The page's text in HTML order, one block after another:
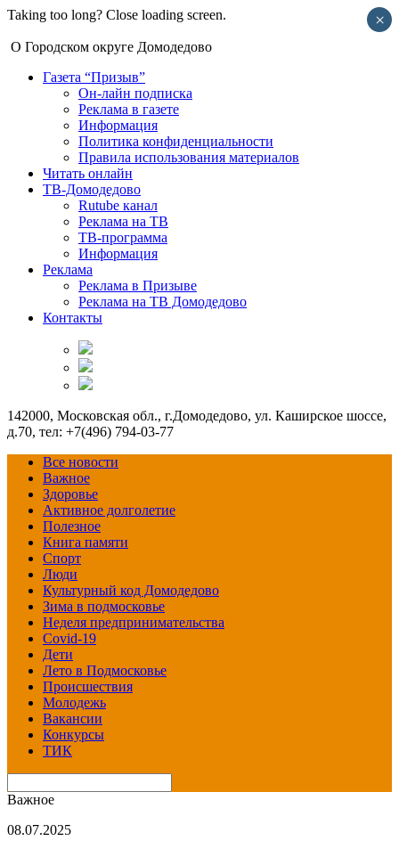
Taking too long? Close loading screen.
О Городском округе Домодедово
Газета “Призыв”
Он-лайн подписка
Реклама в газете
Информация
Политика конфиденциальности
Правила использования материалов
Читать онлайн
ТВ-Домодедово
Rutube канал
Реклама на ТВ
ТВ-программа
Информация
Реклама
Реклама в Призыве
Реклама на ТВ Домодедово
Контакты
142000, Московская обл., г.Домодедово, ул. Каширское шоссе,
д.70, тел: +7(496) 794-03-77
Все новости
Важное
Здоровье
Активное долголетие
Полезное
Книга памяти
Спорт
Люди
Культурный код Домодедово
Зима в подмосковье
Неделя предпринимательства
Covid-19
Дети
Лето в Подмосковье
Происшествия
Молодежь
Вакансии
Конкурсы
ТИК
Важное
08.07.2025
×